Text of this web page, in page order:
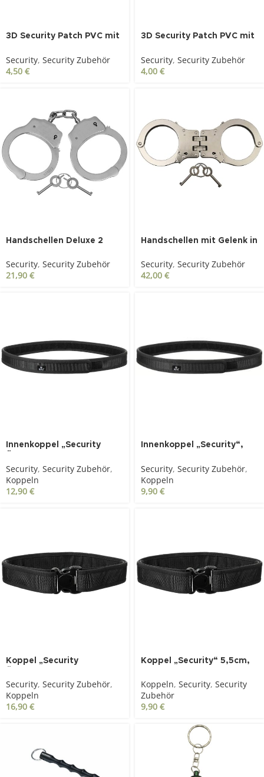
3D Security Patch PVC mit
Security, Security Zubehör
4,50 €
3D Security Patch PVC mit
Security, Security Zubehör
4,00 €
Handschellen Deluxe 2
Security, Security Zubehör
21,90 €
Handschellen mit Gelenk in
Security, Security Zubehör
42,00 €
Innenkoppel „Security
Security, Security Zubehör,
Koppeln
12,90 €
Innenkoppel „Security“,
Security, Security Zubehör,
Koppeln
9,90 €
Koppel „Security
schwarz
Security, Security Zubehör,
Koppeln
16,90 €
Koppel „Security“ 5,5cm,
Koppeln, Security, Security
Zubehör
9,90 €